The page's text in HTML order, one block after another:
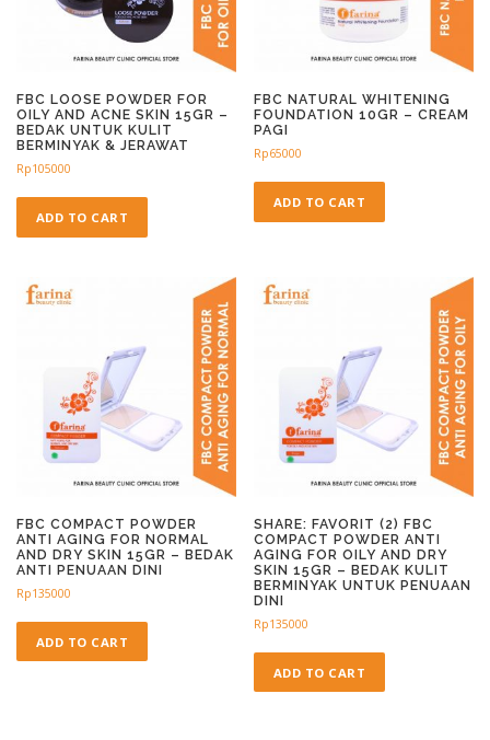
FBC LOOSE POWDER FOR
OILY AND ACNE SKIN 15GR –
BEDAK UNTUK KULIT
BERMINYAK & JERAWAT
Rp105000
ADD TO CART
FBC NATURAL WHITENING
FOUNDATION 10GR – CREAM
PAGI
Rp65000
ADD TO CART
FBC COMPACT POWDER
ANTI AGING FOR NORMAL
AND DRY SKIN 15GR – BEDAK
ANTI PENUAAN DINI
Rp135000
ADD TO CART
SHARE: FAVORIT (2) FBC
COMPACT POWDER ANTI
AGING FOR OILY AND DRY
SKIN 15GR – BEDAK KULIT
BERMINYAK UNTUK PENUAAN
DINI
Rp135000
ADD TO CART